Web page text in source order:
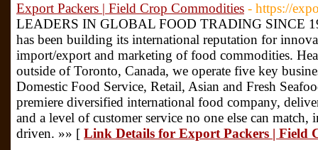
Export Packers | Field Crop Commodities - https://
LEADERS IN GLOBAL FOOD TRADING SINCE
has been building its international reputation for
import/export and marketing of food commodities.
outside of Toronto, Canada, we operate five key
Domestic Food Service, Retail, Asian and Fresh
premiere diversified international food company,
and a level of customer service no one else can match,
driven. »» [ Link Details for Export Packers | Field